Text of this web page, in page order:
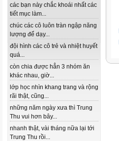
các bạn này chắc khoái nhất các
tiết mục làm...
chúc các cô luôn tràn ngập năng
lượng để dạy...
đội hình các cô trẻ và nhiệt huyết
quá...
còn chia được hẳn 3 nhóm ăn
khác nhau, giờ...
lớp học nhìn khang trang và rộng
rãi thật, cũng...
những năm ngày xưa thì Trung
Thu vui hơn bây...
nhanh thật, vài tháng nữa lại tới
Trung Thu rồi...